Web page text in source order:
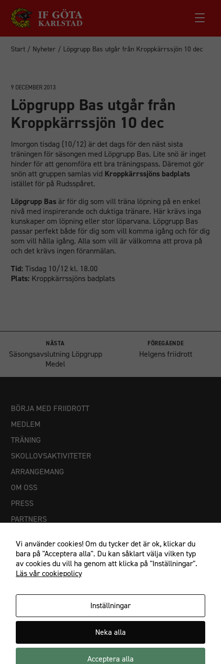
Start / Nyheter / Löpgrupp Bas utgår från Kroppkärrssjön 10 dec
9 DECEMBER 2013
Löpgrupp Bas utgår från
Kroppkärrssjön 10 dec
Imorgon tisdag (10/12) är det dags för den näst sista
träningen för säsongen med Löpgrupp Bas. Lite snö är inget
hinder för att genomföra ett bra träningspass. Däremot gör
snön att gruppen samlas vid Kroppkärrssjöns badplats
istället för på Rudsspåret.
Löpgrupp Basär för dig som vill träna löpning på en enkel
nivå med inspirerande och duktiga tränare. Här krävs inga
kunskaper om löpning eller stor löparvana. Löpgrupp Bas
passar perfekt både för dig som vill komma igång och för dig
som vill hålla igång. Alla som vill är välkomna att prova på
och det krävs ingen föranmälan.
Tid: Tisdag 10/12 kl. 18.00
Plats: Kroppkärrssjöns badplats
NÄSTA
Säsongsavslutning Löpgrupp
Medel
FÖREGÅENDE
Helgens friidrott
BÖRJA MED FRIIDROTT
MEDLEM
TRÄNING
SKOLLOVSAKTIVITETER
ARRANGEMANG
OM OSS
PRESS
PARTNERS
IF Göta Karlstad, Johan Banérs väg 5, 653 48 Karlstad
054-21 23 27, info@ifgota.se
Vi använder cookies! Om du tycker det är ok, klickar du
bara på "Acceptera alla". Du kan såklart välja vilken typ
av cookies du vill ha genom att klicka på "Inställningar".
Läs vår cookiepolicy
Inställningar
Neka alla
Acceptera alla
Dessa
inte att välja
bort. De